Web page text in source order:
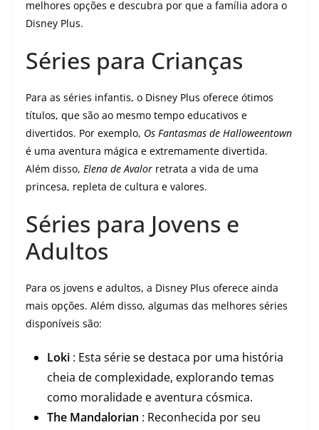
melhores opções e descubra por que a família adora o
Disney Plus.
Séries para Crianças
Para as séries infantis, o Disney Plus oferece ótimos
títulos, que são ao mesmo tempo educativos e
divertidos. Por exemplo, Os Fantasmas de Halloweentown
é uma aventura mágica e extremamente divertida.
Além disso, Elena de Avalor retrata a vida de uma
princesa, repleta de cultura e valores.
Séries para Jovens e
Adultos
Para os jovens e adultos, a Disney Plus oferece ainda
mais opções. Além disso, algumas das melhores séries
disponíveis são:
Loki : Esta série se destaca por uma história
cheia de complexidade, explorando temas
como moralidade e aventura cósmica.
The Mandalorian : Reconhecida por seu